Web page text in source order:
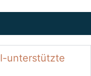
unterstützte